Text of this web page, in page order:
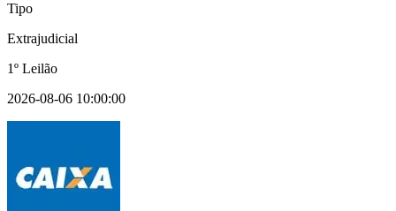
Tipo
Extrajudicial
1º Leilão
2026-08-06 10:00:00